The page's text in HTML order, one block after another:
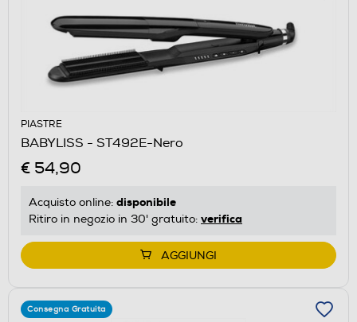
PIASTRE
BABYLISS - ST492E-Nero
€ 54,90
Acquisto online: disponibile
Ritiro in negozio in 30' gratuito: verifica
AGGIUNGI
Consegna Gratuita